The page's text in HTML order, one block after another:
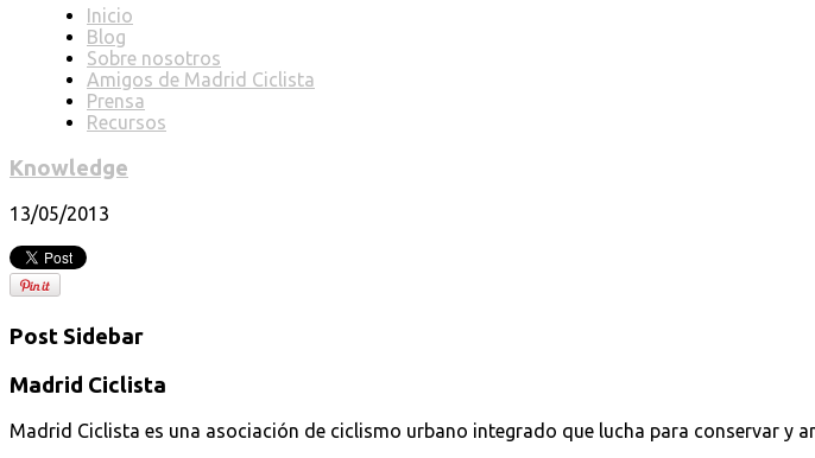
Inicio
Blog
Sobre nosotros
Amigos de Madrid Ciclista
Prensa
Recursos
Knowledge
13/05/2013
Post Sidebar
Madrid Ciclista
Madrid Ciclista es una asociación de ciclismo urbano integrado que lucha para conservar y